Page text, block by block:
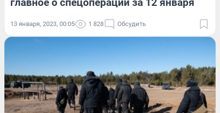
главное о спецоперации за 12 января
13 января, 2023, 00:05 1 828 Обсудить